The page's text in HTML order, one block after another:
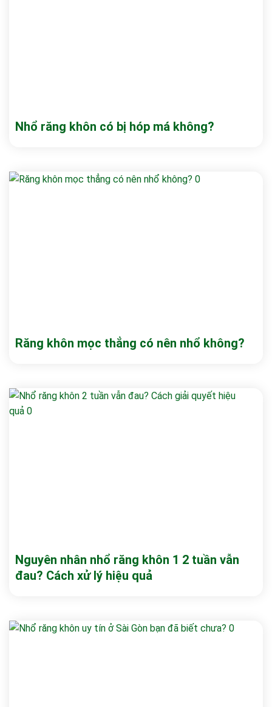
Nhổ răng khôn có bị hóp má không?
Răng khôn mọc thẳng có nên nhổ không?
Nguyên nhân nhổ răng khôn 1 2 tuần vẫn
đau? Cách xử lý hiệu quả